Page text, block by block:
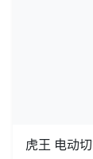
虎王 电动